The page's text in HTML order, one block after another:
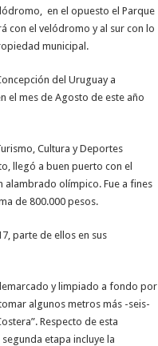
en el opuesto el Parque
con el velódromo y al sur con lo
municipal.
del Uruguay a
el mes de Agosto de este año
Cultura y Deportes
llegó a buen puerto con el
olímpico. Fue a fines
de 800.000 pesos.
parte de ellos en sus
y limpiado a fondo por
algunos metros más -seis-
Respecto de esta
etapa incluye la